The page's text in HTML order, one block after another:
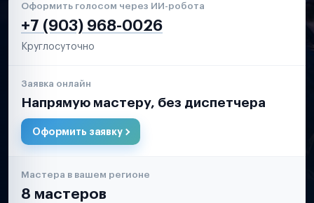
Оформить голосом через ИИ-робота
+7 (903) 968-0026
Круглосуточно
Заявка онлайн
Напрямую мастеру, без диспетчера
Оформить заявку
Мастера в вашем регионе
8 мастеров